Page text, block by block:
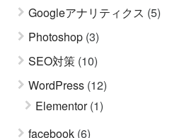
Googleアナリティクス (5)
Photoshop (3)
SEO対策 (10)
WordPress (12)
Elementor(1)
facebook (6)